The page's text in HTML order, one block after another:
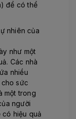
để có thể
nhiên của
như một
Các nhà
nhiều
sức
một trong
người
có hiệu quả